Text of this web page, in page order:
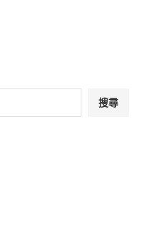
搜尋